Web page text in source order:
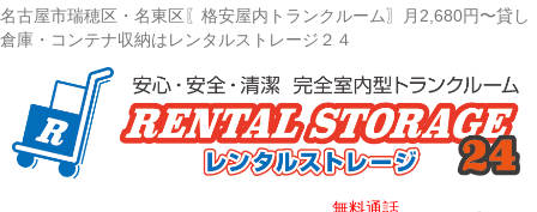
名古屋市瑞穂区・名東区〖格安屋内トランクルーム〗月2,680円〜貸し
倉庫・コンテナ収納はレンタルストレージ２４